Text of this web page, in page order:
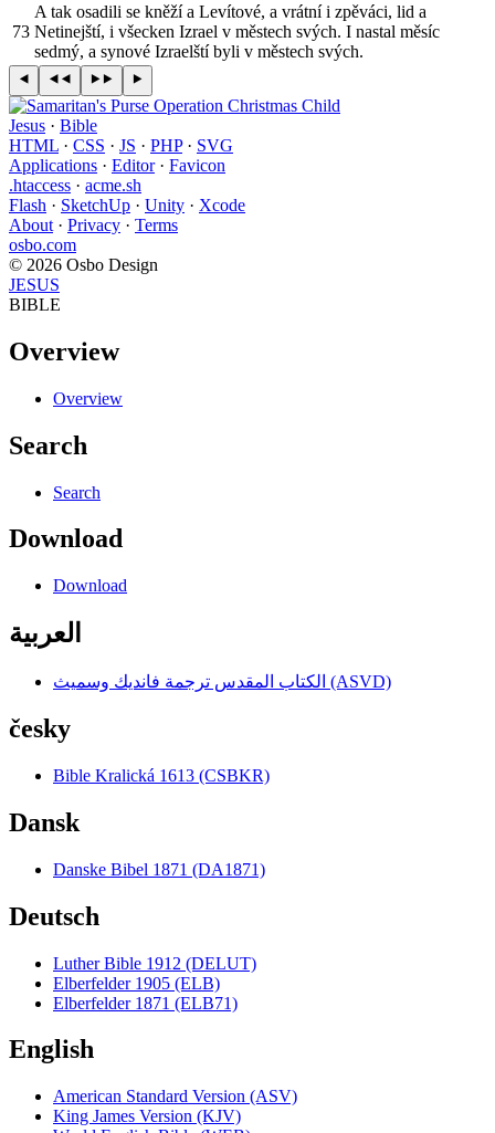
73
A tak osadili se kněží a Levítové, a vrátní i zpěváci, lid a
Netinejští, i všecken Izrael v městech svých. I nastal měsíc
sedmý, a synové Izraelští byli v městech svých.
Jesus · Bible
HTML · CSS · JS · PHP· SVG
Applications · Editor· Favicon
.htaccess · acme.sh
Flash · SketchUp · Unity · Xcode
About · Privacy · Terms
osbo.com
© 2026 Osbo Design
JESUS
BIBLE
Overview
Overview
Search
Search
Download
Download
العربية
الكتاب المقدس ترجمة فانديك وسميث (ASVD)
česky
Bible Kralická 1613 (CSBKR)
Dansk
Danske Bibel 1871 (DA1871)
Deutsch
Luther Bible 1912 (DELUT)
Elberfelder 1905 (ELB)
Elberfelder 1871 (ELB71)
English
American Standard Version (ASV)
King James Version (KJV)